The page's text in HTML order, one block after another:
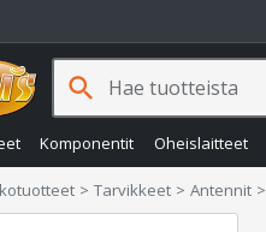
Komponentit Oheislaitteet
search
Tarvikkeet Antennit